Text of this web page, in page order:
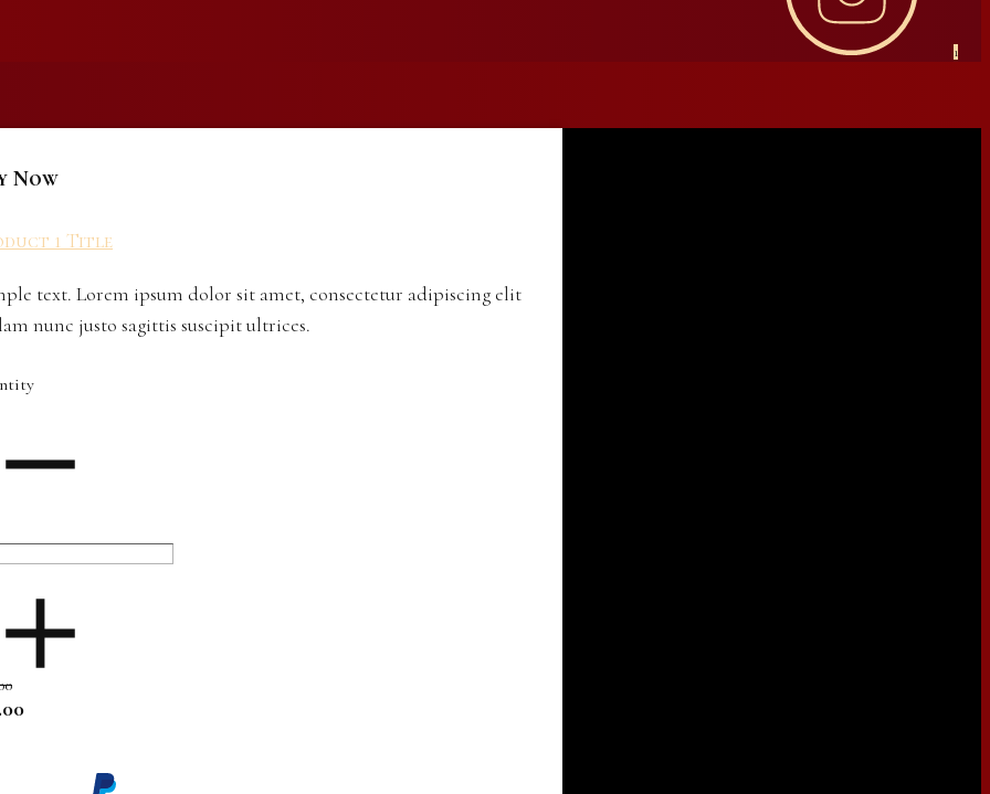
1
Now
1 Title
text. Lorem ipsum dolor sit amet, consectetur adipiscing elit
nunc justo sagittis suscipit ultrices.